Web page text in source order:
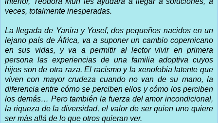
veces, totalmente inesperadas.
La llegada de Yanira y Yosef, dos pequeños nacidos en un
lejano país de África, va a suponer un cambio copernicano
en sus vidas, y va a permitir al lector vivir en primera
persona las experiencias de una familia adoptiva cuyos
hijos son de otra raza. El racismo y la xenofobia latente que
viven con mayor crudeza cuando no van de su mano, la
diferencia entre cómo se perciben ellos y cómo los perciben
los demás… Pero también la fuerza del amor incondicional,
la riqueza de la diversidad, el valor de ser quien uno quiere
ser más allá de lo que otros quieran ver.